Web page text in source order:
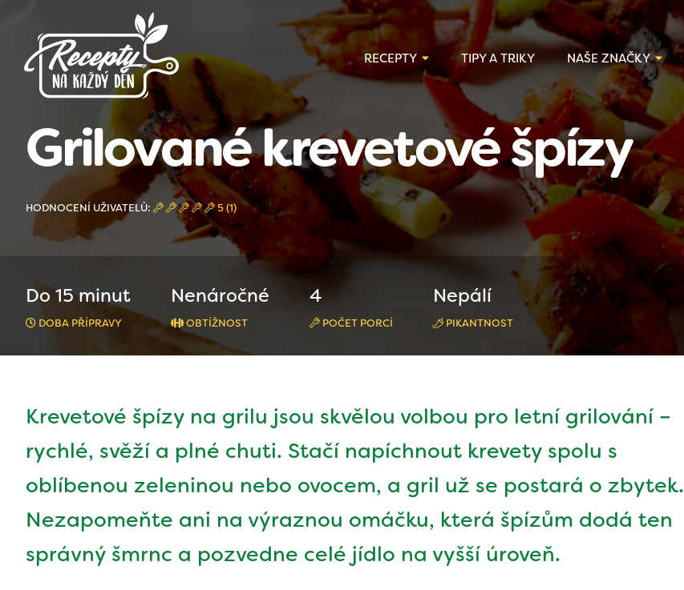
RECEPTY TIPY A TRIKY NAŠE ZNAČKY
Grilované krevetové špízy
HODNOCENÍ UŽIVATELŮ: 5 (1)
Do 15 minut
DOBA PŘÍPRAVY
Nenáročné
OBTÍŽNOST
4
POČET PORCÍ
Nepálí
PIKANTNOST
Krevetové špízy na grilu jsou skvělou volbou pro letní grilování –
rychlé, svěží a plné chuti. Stačí napíchnout krevety spolu s
oblíbenou zeleninou nebo ovocem, a gril už se postará o zbytek.
Nezapomeňte ani na výraznou omáčku, která špízům dodá ten
správný šmrnc a pozvedne celé jídlo na vyšší úroveň.